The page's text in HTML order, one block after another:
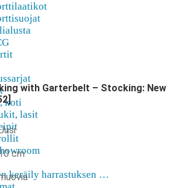
koti
lasit
keräily harrastuksen …
with Garterbelt – Stocking: New
cm